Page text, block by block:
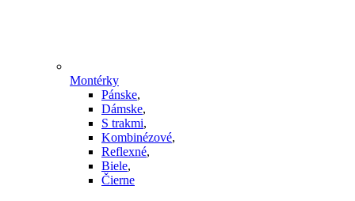
Montérky
Pánske,
Dámske,
S trakmi,
Kombinézové,
Reflexné,
Biele,
Čierne